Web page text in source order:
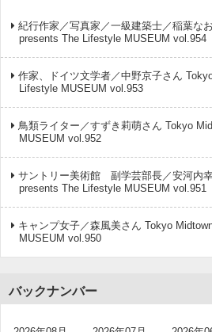
紀行作家／写真家／一級建築士／稲葉な
presents The Lifestyle MUSEUM vol.954
作家、ドイツ文学者／中野京子さん
Lifestyle MUSEUM vol.953
鳥類ライター／すずき莉萌さん Tokyo
MUSEUM vol.952
サントリー美術館 副学芸部長／安河内
presents The Lifestyle MUSEUM vol.951
キャンプ女子／森風美さん Tokyo
MUSEUM vol.950
バックナンバー